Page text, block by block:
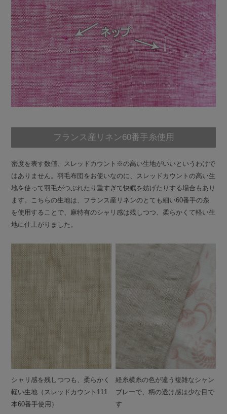
フランス産リネン60番手糸使用
密度を表す数値、スレッドカウント※の高い生地がいいというわけで
はありません。羽毛布団をお使いなのに、スレッドカウントの高い生
地を使って羽毛がつぶれたり重すぎて快眠を妨げたりする場合もあり
ます。こちらの生地は、フランス産リネンのとても細い60番手の糸
を使用することで、麻特有のシャリ感は残しつつ、柔らかくて軽い生
地に仕上がりました。
シャリ感を残しつつも、柔らかく
軽い生地（スレッドカウント111
本60番手使用）
経糸横糸の色が違う複雑なシャン
ブレーで、柄の透け感は少な目で
す